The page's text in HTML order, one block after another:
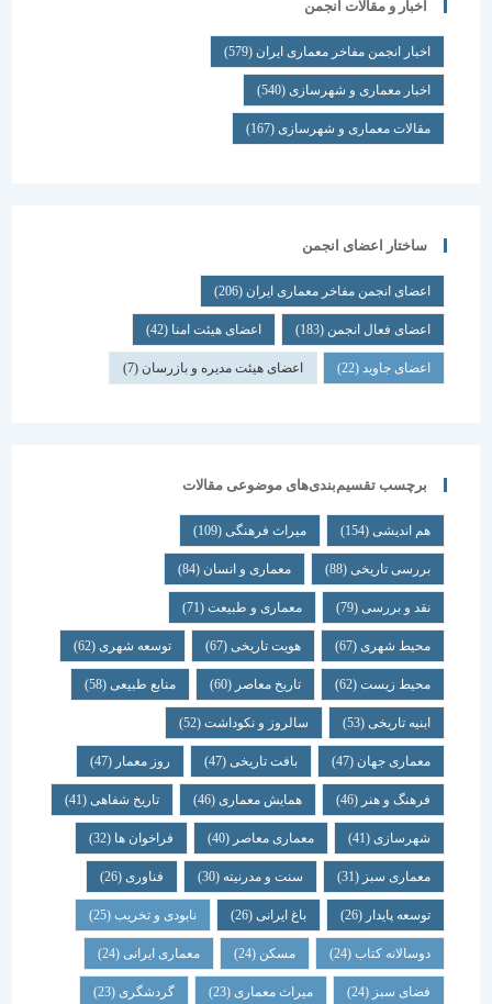
اخبار و مقالات انجمن
اخبار انجمن مفاخر معماری ایران (579)
اخبار معماری و شهرسازی(540)
مقالات معماری و شهرسازی(167)
ساختار اعضای انجمن
اعضای انجمن مفاخر معماری ایران (206)
اعضای فعال انجمن(183) اعضای هیئت امنا(42)
اعضای جاوید(22) اعضای هیئت مدیره و بازرسان(7)
برچسب تقسیم‌بندی‌های موضوعی مقالات
هم اندیشی (154) میراث فرهنگی (109)
بررسی تاریخی (88) معماری و انسان (84)
نقد و بررسی (79) معماری و طبیعت (71)
محیط شهری(67) هویت تاریخی(67) توسعه شهری(62)
محیط زیست(62) تاریخ معاصر(60) منابع طبیعی(58)
ابنیه تاریخی(53) سالروز و نکوداشت(52)
معماری جهان (47) بافت تاریخی(47) روز معمار(47)
فرهنگ و هنر(46) همایش معماری (46) تاریخ شفاهی (41)
شهرسازی(41) معماری معاصر(40) فراخوان ها (32)
معماری سبز(31) سنت و مدرنیته(30) فناوری (26)
توسعه پایدار(26) باغ ایرانی(26) نابودی و تخریب(25)
دوسالانه کتاب(24) مسکن (24) معماری ایرانی(24)
فضای سبز(24) میراث معماری (23) گردشگری (23)